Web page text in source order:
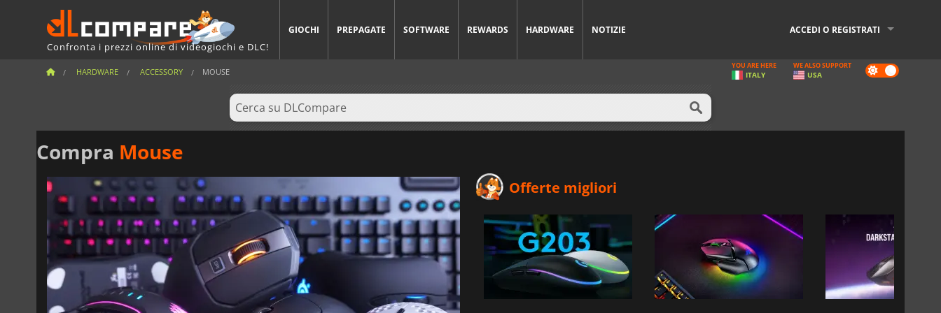
Confronta i prezzi online di videogiochi e DLC!
GIOCHI PREPAGATE SOFTWARE REWARDS HARDWARE NOTIZIE ACCEDI O REGISTRATI
HARDWARE ACCESSORY MOUSE Dark
mode
YOU ARE HERE
ITALY
WE ALSO SUPPORT
USA
Compra Mouse
Offerte migliori